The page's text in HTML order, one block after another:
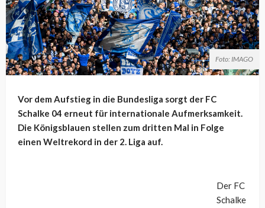
Foto: IMAGO
Vor dem Aufstieg in die Bundesliga sorgt der FC
Schalke 04 erneut für internationale Aufmerksamkeit.
Die Königsblauen stellen zum dritten Mal in Folge
einen Weltrekord in der 2. Liga auf.
Der FC
Schalke